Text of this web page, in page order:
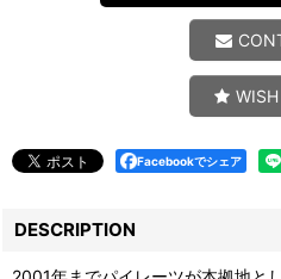
Facebookでシェア
DESCRIPTION